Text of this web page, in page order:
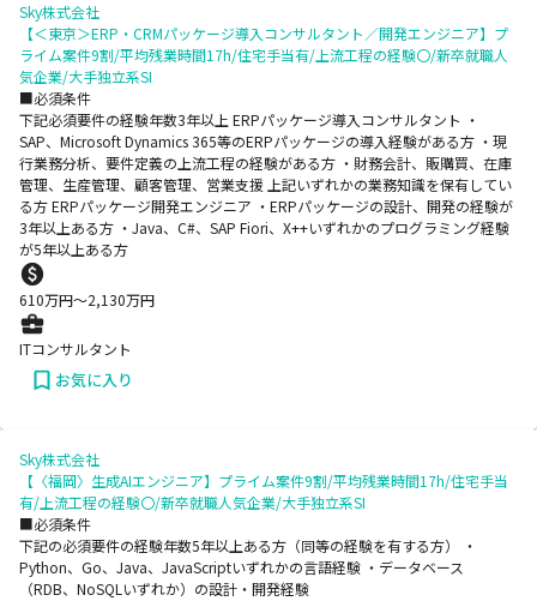
Sky株式会社
【＜東京＞ERP・CRMパッケージ導入コンサルタント／開発エンジニア】プ
ライム案件9割/平均残業時間17h/住宅手当有/上流工程の経験〇/新卒就職人
気企業/大手独立系SI
■必須条件
下記必須要件の経験年数3年以上 ERPパッケージ導入コンサルタント ・
SAP、Microsoft Dynamics 365等のERPパッケージの導入経験がある方 ・現
行業務分析、要件定義の上流工程の経験がある方 ・財務会計、販購買、在庫
管理、生産管理、顧客管理、営業支援 上記いずれかの業務知識を保有してい
る方 ERPパッケージ開発エンジニア ・ERPパッケージの設計、開発の経験が
3年以上ある方 ・Java、C#、SAP Fiori、X++いずれかのプログラミング経験
が5年以上ある方
610万円〜2,130万円
ITコンサルタント
お気に入り
Sky株式会社
【〈福岡〉生成AIエンジニア】プライム案件9割/平均残業時間17h/住宅手当
有/上流工程の経験〇/新卒就職人気企業/大手独立系SI
■必須条件
下記の必須要件の経験年数5年以上ある方（同等の経験を有する方） ・
Python、Go、Java、JavaScriptいずれかの言語経験 ・データベース
（RDB、NoSQLいずれか）の設計・開発経験